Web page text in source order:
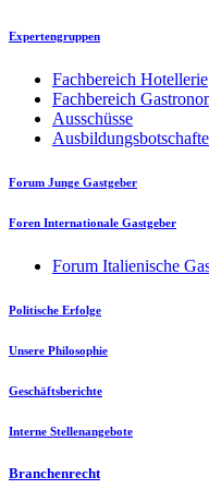
Expertengruppen
Fachbereich Hotellerie
Fachbereich
Ausschüsse
Forum Junge Gastgeber
Foren Internationale Gastgeber
Forum Italienische
Politische Erfolge
Unsere Philosophie
Geschäftsberichte
Interne Stellenangebote
Branchenrecht